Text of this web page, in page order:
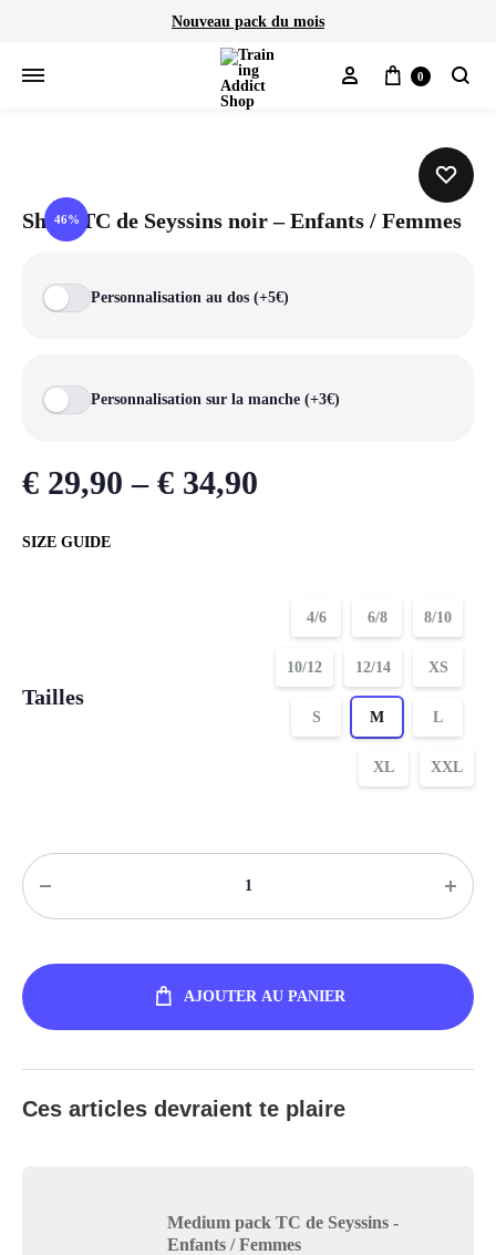
Nouveau pack du mois
Mon compte
Panier
0
46%
Short TC de Seyssins noir – Enfants / Femmes
Personnalisation au dos (+5€)
Personnalisation sur la manche (+3€)
€ 29,90 – € 34,90
SIZE GUIDE
Tailles
4/6 6/8 8/10
10/12 12/14 XS
S M L
XL XXL
Quantité
AJOUTER AU PANIER
Ces articles devraient te plaire
Medium pack TC de Seyssins -
Enfants / Femmes